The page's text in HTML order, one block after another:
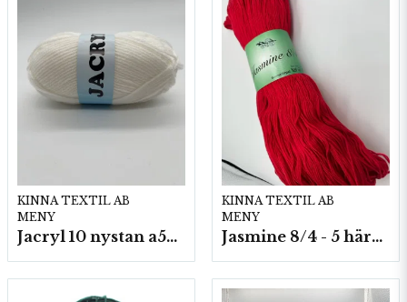
KINNA TEXTIL AB
MENY
Jacryl 10 nystan a50g./fp.
KINNA TEXTIL AB
MENY
Jasmine 8/4 - 5 härvor a200g./fp.